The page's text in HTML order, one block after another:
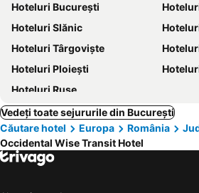
Hoteluri București
Hoteluri Slănic
Hoteluri Târgoviște
Hoteluri Ploiești
Hoteluri Ruse
Vedeți toate sejururile din București
Căutare hotel
Europa România
Occidental Wise Transit Hotel